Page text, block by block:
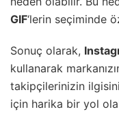
GIF‘lerin seçiminde
Sonuç olarak,
kullanarak
takipçilerinizin
için harika bir yol